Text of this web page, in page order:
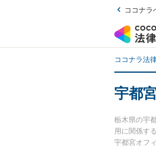
ココナラ
ココナラ法
宇都
栃木県の宇
用に関係す
宇都宮オフ